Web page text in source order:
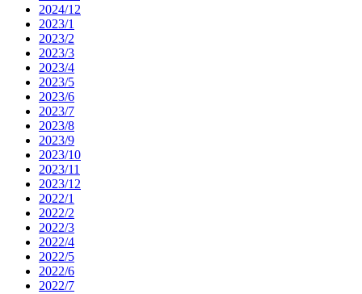
2024/12
2023/1
2023/2
2023/3
2023/4
2023/5
2023/6
2023/7
2023/8
2023/9
2023/10
2023/11
2023/12
2022/1
2022/2
2022/3
2022/4
2022/5
2022/6
2022/7